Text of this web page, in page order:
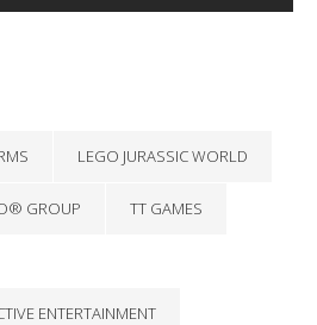
LEGO JURASSIC WORLD
GROUP TT GAMES
ENTERTAINMENT